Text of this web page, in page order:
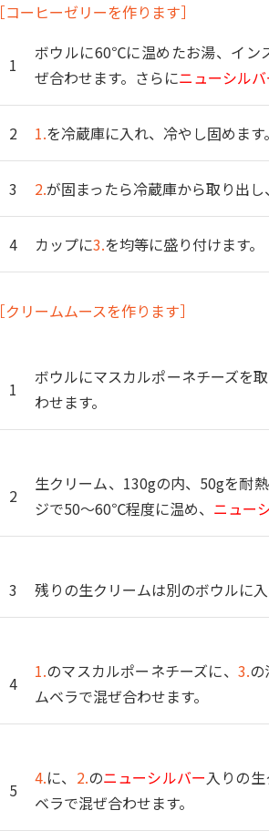
［コーヒーゼリーを作ります］
ボウルに60℃に温めたお湯、イン
ぜ合わせます。さらにニューシルバ
1.を冷蔵庫に入れ、冷やし固めます。
2.が固まったら冷蔵庫から取り出し
カップに3.を均等に盛り付けます。
［クリームムースを作ります］
ボウルにマスカルポーネチーズを
わせます。
生クリーム、130gの内、50gを耐
ジで50～60℃程度に温め、 ニュー
残りの生クリームは別のボウルに
1.のマスカルポーネチーズに、 3.
ムベラで混ぜ合わせます。
4.に、 2.のニューシルバー入りの
ベラで混ぜ合わせます。